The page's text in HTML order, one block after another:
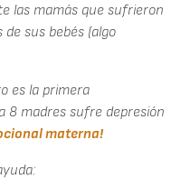
las mamás que sufrieron
sus bebés (algo
es la primera
8 madres sufre depresión
materna!